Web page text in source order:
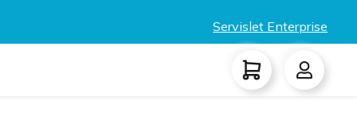
Servislet Enterprise